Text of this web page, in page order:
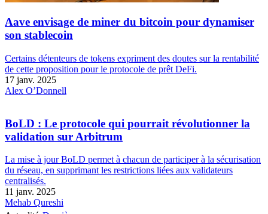
Aave envisage de miner du bitcoin pour dynamiser
son stablecoin
Certains détenteurs de tokens expriment des doutes sur la rentabilité
de cette proposition pour le protocole de prêt DeFi.
17 janv. 2025
Alex O’Donnell
BoLD : Le protocole qui pourrait révolutionner la
validation sur Arbitrum
La mise à jour BoLD permet à chacun de participer à la sécurisation
du réseau, en supprimant les restrictions liées aux validateurs
centralisés.
11 janv. 2025
Mehab Qureshi